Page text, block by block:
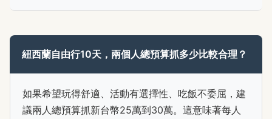
紐西蘭自由行10天，兩個人總預算抓多少比較合理？
如果希望玩得舒適、活動有選擇性、吃飯不委屈，建
議兩人總預算抓新台幣25萬到30萬。這意味著每人